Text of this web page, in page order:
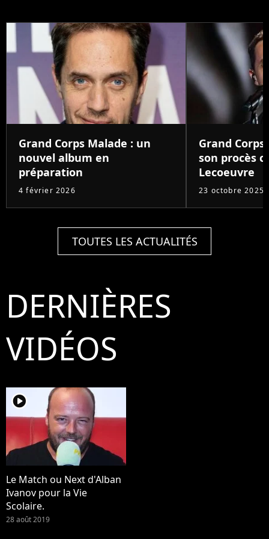
Grand Corps Malade : un
nouvel album en
préparation
4 février 2026
Grand
son procès
Lecoeuvre
23 octobre 2025
TOUTES LES ACTUALITÉS
DERNIÈRES
VIDÉOS
player2
Le Match ou Next d'Alban
Ivanov pour la Vie
Scolaire.
28 août 2019